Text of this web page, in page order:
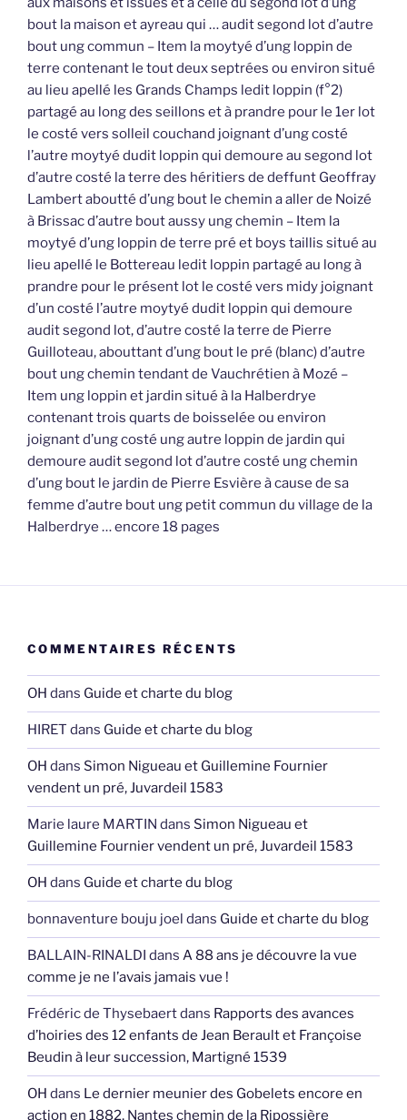
bout la maison et ayreau qui … audit segond lot d’autre
bout ung commun – Item la moytyé d’ung loppin de
terre contenant le tout deux septrées ou environ situé
au lieu apellé les Grands Champs ledit loppin (f°2)
partagé au long des seillons et à prandre pour le 1er lot
le costé vers solleil couchand joignant d’ung costé
l’autre moytyé dudit loppin qui demoure au segond lot
d’autre costé la terre des héritiers de deffunt Geoffray
Lambert aboutté d’ung bout le chemin a aller de Noizé
à Brissac d’autre bout aussy ung chemin – Item la
moytyé d’ung loppin de terre pré et boys taillis situé au
lieu apellé le Bottereau ledit loppin partagé au long à
prandre pour le présent lot le costé vers midy joignant
d’un costé l’autre moytyé dudit loppin qui demoure
audit segond lot, d’autre costé la terre de Pierre
Guilloteau, abouttant d’ung bout le pré (blanc) d’autre
bout ung chemin tendant de Vauchrétien à Mozé –
Item ung loppin et jardin situé à la Halberdrye
contenant trois quarts de boisselée ou environ
joignant d’ung costé ung autre loppin de jardin qui
demoure audit segond lot d’autre costé ung chemin
d’ung bout le jardin de Pierre Esvière à cause de sa
femme d’autre bout ung petit commun du village de la
Halberdrye … encore 18 pages
COMMENTAIRES RÉCENTS
OH dans Guide et charte du blog
HIRET dans Guide et charte du blog
OH dans Simon Nigueau et Guillemine Fournier
vendent un pré, Juvardeil 1583
Marie laure MARTIN dans Simon Nigueau et
Guillemine Fournier vendent un pré, Juvardeil 1583
OH dans Guide et charte du blog
bonnaventure bouju joel dans Guide et charte du blog
BALLAIN-RINALDI dans A 88 ans je découvre la vue
comme je ne l’avais jamais vue !
Frédéric de Thysebaertdans Rapports des avances
d’hoiries des 12 enfants de Jean Berault et Françoise
Beudin à leur succession, Martigné 1539
OH dans Le dernier meunier des Gobelets encore en
action en 1882, Nantes chemin de la Ripossière